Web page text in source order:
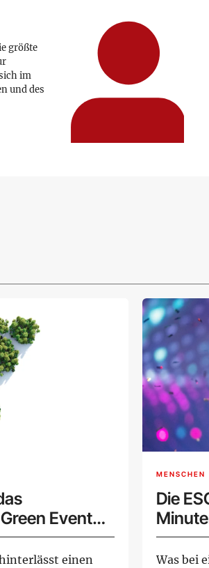
größte
im
und des
Event
einen
MENSCHEN
Die
Was bei